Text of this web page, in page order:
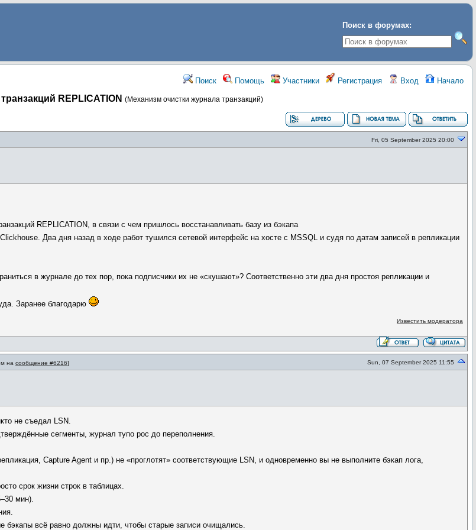
Поиск в форумах:
Поиск Помощь Участники Регистрация Вход Начало
REPLICATION (Механизм очистки журнала транзакций)
Fri, 05 September 2025 20:00
REPLICATION, в связи с чем пришлось восстанавливать базу из бэкапа
Два дня назад в ходе работ тушился сетевой интерфейс на хосте с MSSQL и судя по датам записей в репликации
в журнале до тех пор, пока подписчики их не «скушают»? Соответственно эти два дня простоя репликации и
Заранее благодарю
Известить модератора
на сообщение #6216] Sun, 07 September 2025 11:55
не съедал LSN.
сегменты, журнал тупо рос до переполнения.
Capture Agent и пр.) не «проглотят» соответствующие LSN, и одновременно вы не выполните бэкап лога,
срок жизни строк в таблицах.
мин).
бэкапы всё равно должны идти, чтобы старые записи очищались.